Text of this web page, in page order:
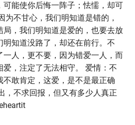
可能使你后悔一阵子；怯懦，却可
为不甘心，我们明知道是错的，
局，我们明知道是爱的，也要去放
知道没路了，却还在前行。不
一人，更不要，因为错爱一人，而
，注定了无法相守。 爱情：不
不敢肯定，这爱，是不是最正确
，不求回报，但又有多少人真正